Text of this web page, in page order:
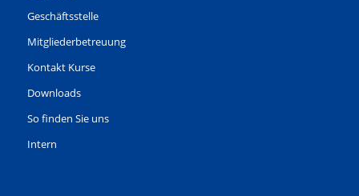
Geschäftsstelle
Mitgliederbetreuung
Kontakt Kurse
Downloads
So finden Sie uns
Intern